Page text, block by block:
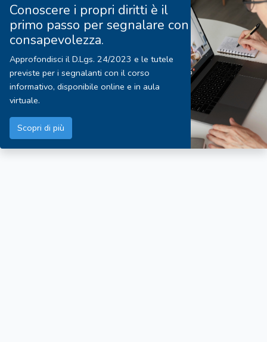
Conoscere i propri diritti è il
primo passo per segnalare con
consapevolezza.
Approfondisci il D.Lgs. 24/2023 e le tutele
previste per i segnalanti con il corso
informativo, disponibile online e in aula
virtuale.
Scopri di più